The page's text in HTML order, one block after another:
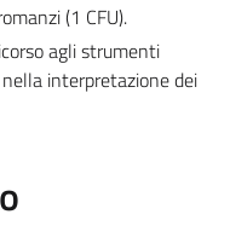
(1 CFU).
agli strumenti
interpretazione dei